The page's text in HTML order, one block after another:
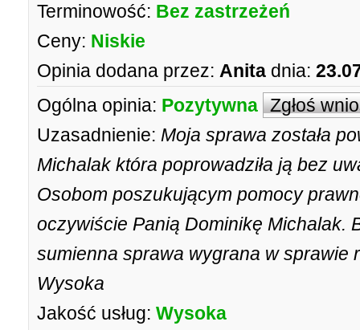
Terminowość: Bez zastrzeżeń
Ceny: Niskie
Opinia dodana przez: Anita dnia:
Ogólna opinia: Pozytywna Zgłoś
Uzasadnienie: Moja sprawa została
Michalak która poprowadziła ją bez
Osobom poszukującym pomocy
oczywiście Panią Dominikę Michalak.
sumienna sprawa wygrana w sprawie
Wysoka
Jakość usług: Wysoka